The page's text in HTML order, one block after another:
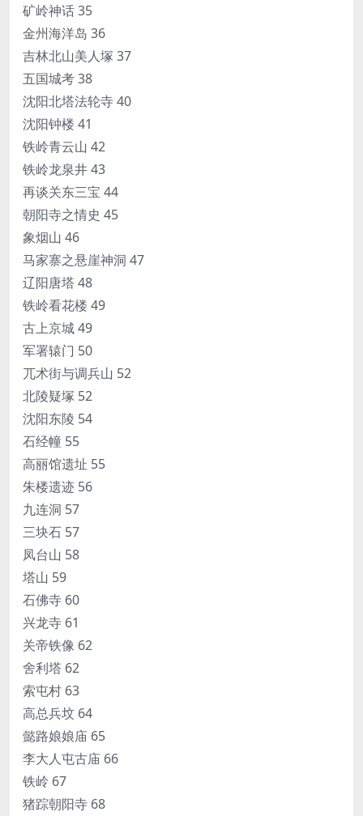
矿岭神话 35
金州海洋岛 36
吉林北山美人塚 37
五国城考 38
沈阳北塔法轮寺 40
沈阳钟楼 41
铁岭青云山 42
铁岭龙泉井 43
再谈关东三宝 44
朝阳寺之情史 45
象烟山 46
马家寨之悬崖神洞 47
辽阳唐塔 48
铁岭看花楼 49
古上京城 49
军署辕门 50
兀术街与调兵山 52
北陵疑塚 52
沈阳东陵 54
石经幢 55
高丽馆遗址 55
朱楼遗迹 56
九连洞 57
三块石 57
凤台山 58
塔山 59
石佛寺 60
兴龙寺 61
关帝铁像 62
舍利塔 62
索屯村 63
高总兵坟 64
懿路娘娘庙 65
李大人屯古庙 66
铁岭 67
猪踪朝阳寺 68